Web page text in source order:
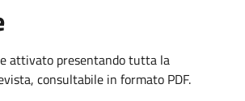
attivato presentando tutta la
consultabile in formato PDF.